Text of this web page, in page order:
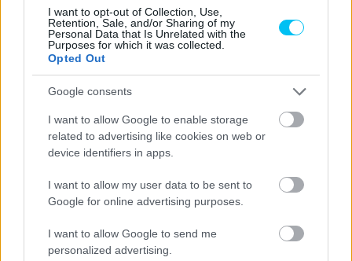
I want to opt-out of Collection, Use,
Retention, Sale, and/or Sharing of my
Personal Data that Is Unrelated with the
Purposes for which it was collected.
Opted Out
Google consents
I want to allow Google to enable storage
related to advertising like cookies on web or
device identifiers in apps.
I want to allow my user data to be sent to
Google for online advertising purposes.
I want to allow Google to send me
personalized advertising.